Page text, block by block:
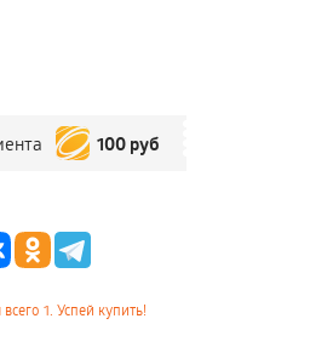
100 руб
1. Успей купить!